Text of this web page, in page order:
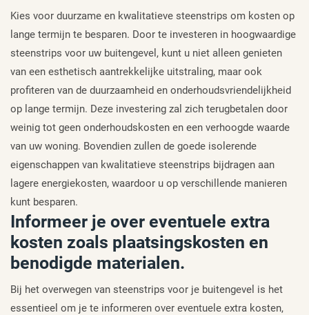
Kies voor duurzame en kwalitatieve steenstrips om kosten op
lange termijn te besparen. Door te investeren in hoogwaardige
steenstrips voor uw buitengevel, kunt u niet alleen genieten
van een esthetisch aantrekkelijke uitstraling, maar ook
profiteren van de duurzaamheid en onderhoudsvriendelijkheid
op lange termijn. Deze investering zal zich terugbetalen door
weinig tot geen onderhoudskosten en een verhoogde waarde
van uw woning. Bovendien zullen de goede isolerende
eigenschappen van kwalitatieve steenstrips bijdragen aan
lagere energiekosten, waardoor u op verschillende manieren
kunt besparen.
Informeer je over eventuele extra
kosten zoals plaatsingskosten en
benodigde materialen.
Bij het overwegen van steenstrips voor je buitengevel is het
essentieel om je te informeren over eventuele extra kosten,